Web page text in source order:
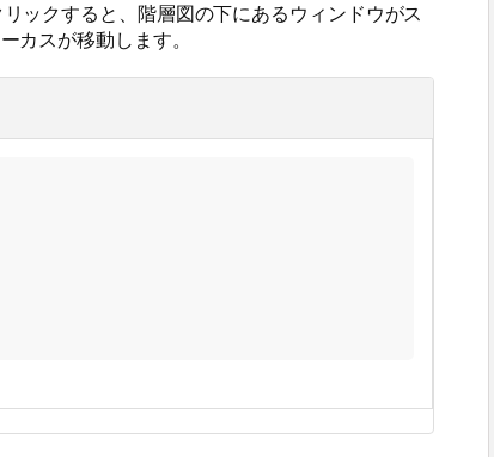
ックすると、階層図の下にあるウィンドウがス
カスが移動します。